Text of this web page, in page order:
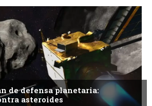
de defensa planetaria:
asteroides